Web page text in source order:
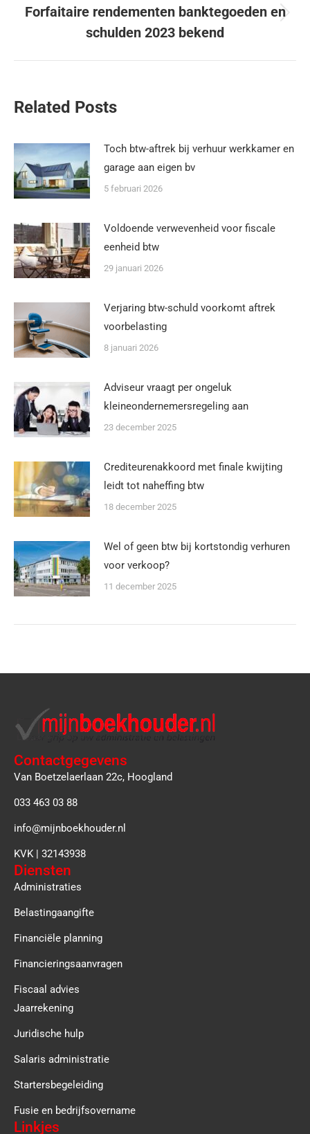
Forfaitaire rendementen banktegoeden en
schulden 2023 bekend
Related Posts
Toch btw-aftrek bij verhuur werkkamer en
garage aan eigen bv
5 februari 2026
Voldoende verwevenheid voor fiscale
eenheid btw
29 januari 2026
Verjaring btw-schuld voorkomt aftrek
voorbelasting
8 januari 2026
Adviseur vraagt per ongeluk
kleineondernemersregeling aan
23 december 2025
Crediteurenakkoord met finale kwijting
leidt tot naheffing btw
18 december 2025
Wel of geen btw bij kortstondig verhuren
voor verkoop?
11 december 2025
Contactgegevens
Van Boetzelaerlaan 22c, Hoogland
033 463 03 88
info@mijnboekhouder.nl
KVK | 32143938
Diensten
Administraties
Belastingaangifte
Financiële planning
Financieringsaanvragen
Fiscaal advies
Jaarrekening
Juridische hulp
Salaris administratie
Startersbegeleiding
Fusie en bedrijfsovername
Linkjes